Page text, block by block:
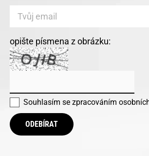
opište písmena z obrázku:
Souhlasím se zpracováním
ODEBÍRAT